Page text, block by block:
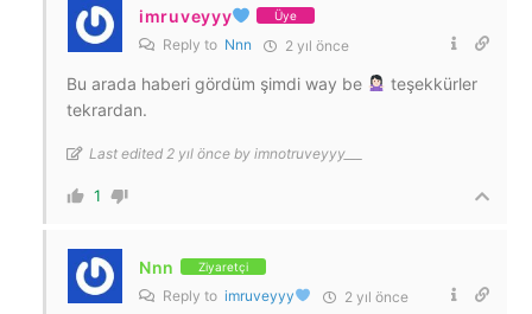
imruveyyy Üye
Reply to Nnn 2 yıl önce
Bu arada haberi gördüm şimdi way be
teşekkürler
tekrardan.
Last edited 2 yıl önce by imnotruveyyy___
1
Nnn Ziyaretçi
Reply to imruveyyy 2 yıl önce